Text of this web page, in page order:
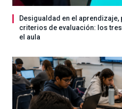
Desigualdad en el
criterios de evaluación: los
el aula